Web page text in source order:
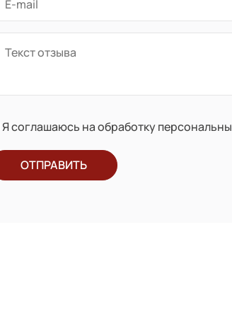
Я соглашаюсь на обработку
ОТПРАВИТЬ